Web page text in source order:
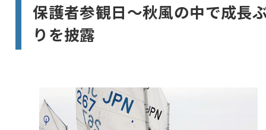
保護者参観日〜秋風の中で成長
りを披露